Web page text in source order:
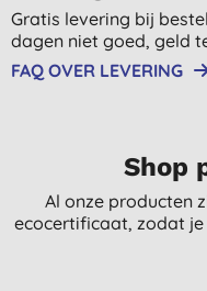
Gratis levering bij
dagen niet goed, geld
FAQ OVER LEVERING
Shop
Al onze producten
ecocertificaat, zodat